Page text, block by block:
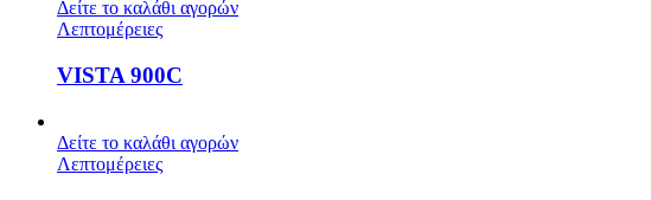
Δείτε το καλάθι αγορών
Λεπτομέρειες
VISTA 900C
Δείτε το καλάθι αγορών
Λεπτομέρειες